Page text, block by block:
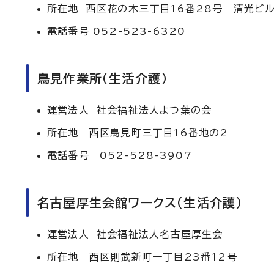
所在地 西区花の木三丁目16番28号 清光ビ
電話番号 052-523-6320
鳥見作業所（生活介護）
運営法人 社会福祉法人よつ葉の会
所在地 西区鳥見町三丁目16番地の2
電話番号 052-528-3907
名古屋厚生会館ワークス（生活介護）
運営法人 社会福祉法人名古屋厚生会
所在地 西区則武新町一丁目23番12号